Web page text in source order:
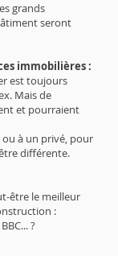
grands
seront
immobilières :
est toujours
Mais de
et pourraient
à un privé, pour
différente.
être le meilleur
:
?